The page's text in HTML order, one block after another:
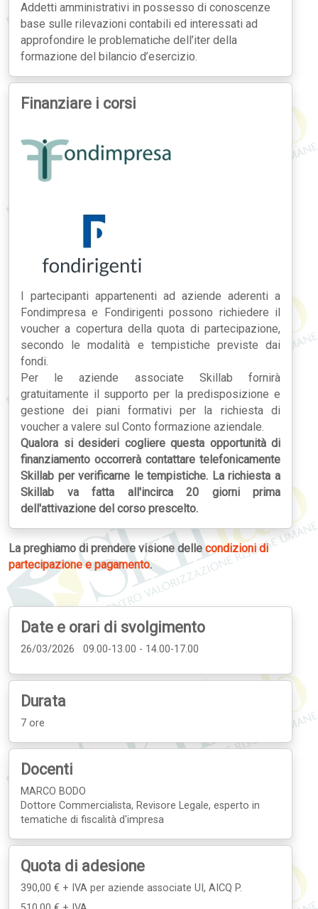
Addetti amministrativi in possesso di conoscenze
base sulle rilevazioni contabili ed interessati ad
approfondire le problematiche dell’iter della
formazione del bilancio d’esercizio.
Finanziare i corsi
I partecipanti appartenenti ad aziende aderenti a
Fondimpresa e Fondirigenti possono richiedere il
voucher a copertura della quota di partecipazione,
secondo le modalità e tempistiche previste dai
fondi.
Per le aziende associate Skillab fornirà
gratuitamente il supporto per la predisposizione e
gestione dei piani formativi per la richiesta di
voucher a valere sul Conto formazione aziendale.
Qualora si desideri cogliere questa opportunità di
finanziamento occorrerà contattare telefonicamente
Skillab per verificarne le tempistiche. La richiesta a
Skillab va fatta all'incirca 20 giorni prima
dell'attivazione del corso prescelto.
La preghiamo di prendere visione delle condizioni di
partecipazione e pagamento.
Date e orari di svolgimento
26/03/2026 09.00-13.00 - 14.00-17.00
Durata
7 ore
Docenti
MARCO BODO
Dottore Commercialista, Revisore Legale, esperto in
tematiche di fiscalità d'impresa
Quota di adesione
390,00 € + IVA per aziende associate UI, AICQ P.